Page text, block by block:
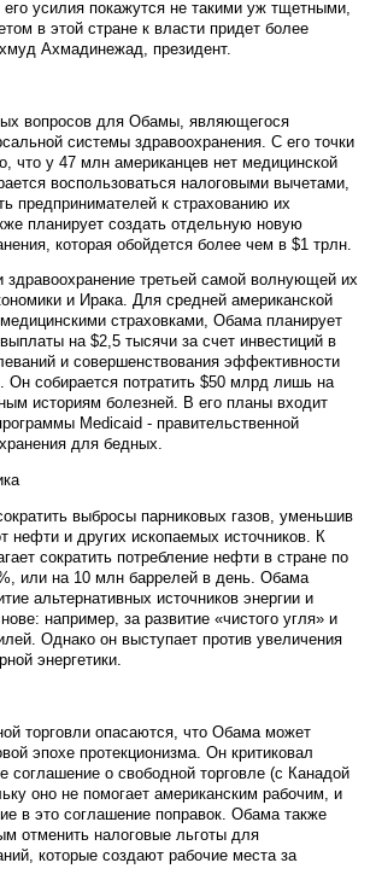
усилия покажутся не такими уж тщетными,
в этой стране к власти придет более
Ахмадинежад, президент.
вопросов для Обамы, являющегося
системы здравоохранения. С его точки
что у 47 млн американцев нет медицинской
воспользоваться налоговыми вычетами,
предпринимателей к страхованию их
планирует создать отдельную новую
которая обойдется более чем в $1 трлн.
здравоохранение третьей самой волнующей их
и Ирака. Для средней американской
страховками, Обама планирует
на $2,5 тысячи за счет инвестиций в
и совершенствования эффективности
Он собирается потратить $50 млрд лишь на
историям болезней. В его планы входит
Medicaid - правительственной
для бедных.
выбросы парниковых газов, уменьшив
нефти и других ископаемых источников. К
сократить потребление нефти в стране по
или на 10 млн баррелей в день. Обама
альтернативных источников энергии и
например, за развитие «чистого угля» и
Однако он выступает против увеличения
энергетики.
торговли опасаются, что Обама может
эпохе протекционизма. Он критиковал
соглашение о свободной торговле (с Канадой
оно не помогает американским рабочим, и
в это соглашение поправок. Обама также
отменить налоговые льготы для
которые создают рабочие места за